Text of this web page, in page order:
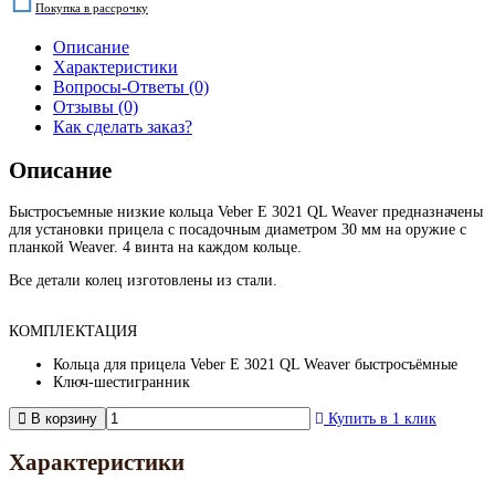
Покупка в рассрочку
Описание
Характеристики
Вопросы-Ответы (0)
Отзывы (0)
Как сделать заказ?
Описание
Быстросъемные низкие кольца Veber E 3021 QL Weaver предназначены
для установки прицела с посадочным диаметром 30 мм на оружие с
планкой Weaver. 4 винта на каждом кольце.
Все детали колец изготовлены из стали.
КОМПЛЕКТАЦИЯ
Кольца для прицела Veber E 3021 QL Weaver быстросъёмные
Ключ-шестигранник
В корзину Купить в 1 клик
Характеристики